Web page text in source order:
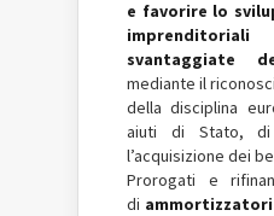
e favorire lo
svantaggiate
mediante il
della disciplina
aiuti di Stato, di
l’acquisizione dei
Prorogati e
di